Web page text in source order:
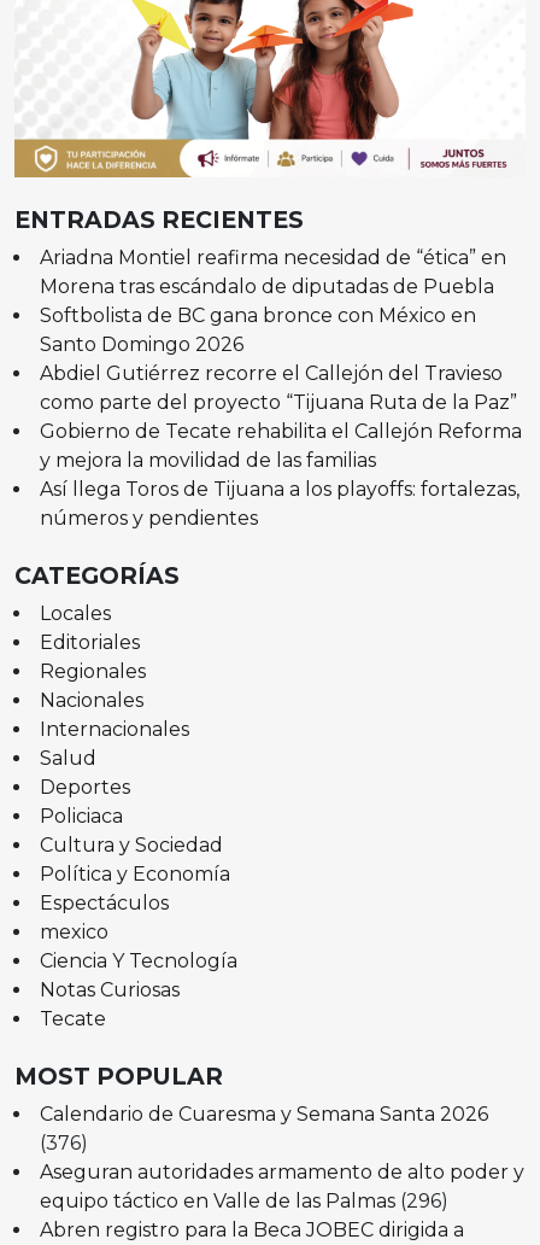
ENTRADAS RECIENTES
Ariadna Montiel reafirma necesidad de “ética” en
Morena tras escándalo de diputadas de Puebla
Softbolista de BC gana bronce con México en
Santo Domingo 2026
Abdiel Gutiérrez recorre el Callejón del Travieso
como parte del proyecto “Tijuana Ruta de la Paz”
Gobierno de Tecate rehabilita el Callejón Reforma
y mejora la movilidad de las familias
Así llega Toros de Tijuana a los playoffs: fortalezas,
números y pendientes
CATEGORÍAS
Locales
Editoriales
Regionales
Nacionales
Internacionales
Salud
Deportes
Policiaca
Cultura y Sociedad
Política y Economía
Espectáculos
mexico
Ciencia Y Tecnología
Notas Curiosas
Tecate
MOST POPULAR
Calendario de Cuaresma y Semana Santa 2026
(376)
Aseguran autoridades armamento de alto poder y
equipo táctico en Valle de las Palmas (296)
Abren registro para la Beca JOBEC dirigida a